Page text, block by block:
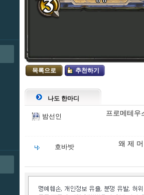
목록으로 추천하기
나도 한마디
밤선인 프로메테우
호바밧 왜 제